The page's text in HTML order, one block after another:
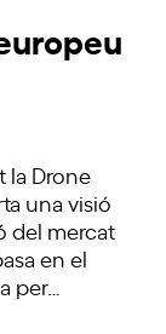
la Drone
una visió
del mercat
en el
per…